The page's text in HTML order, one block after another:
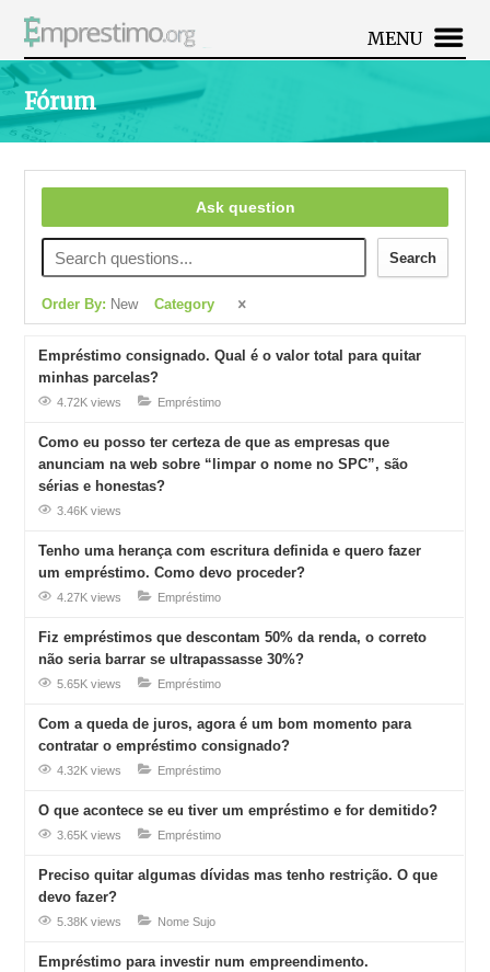
MENU
Fórum
Ask question
Search
Order By: New Category
Empréstimo consignado. Qual é o valor total para quitar
minhas parcelas?
4.72K views Empréstimo
Como eu posso ter certeza de que as empresas que
anunciam na web sobre “limpar o nome no SPC”, são
sérias e honestas?
3.46K views
Tenho uma herança com escritura definida e quero fazer
um empréstimo. Como devo proceder?
4.27K views Empréstimo
Fiz empréstimos que descontam 50% da renda, o correto
não seria barrar se ultrapassasse 30%?
5.65K views Empréstimo
Com a queda de juros, agora é um bom momento para
contratar o empréstimo consignado?
4.32K views Empréstimo
O que acontece se eu tiver um empréstimo e for demitido?
3.65K views Empréstimo
Preciso quitar algumas dívidas mas tenho restrição. O que
devo fazer?
5.38K views Nome Sujo
Empréstimo para investir num empreendimento.